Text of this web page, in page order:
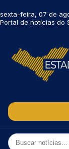
sexta-feira, 07 de
Portal de notícias do